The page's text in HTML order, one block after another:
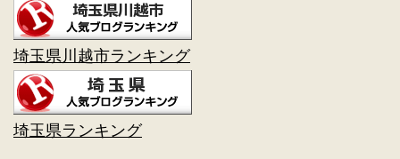
埼玉県川越市ランキング
埼玉県ランキング